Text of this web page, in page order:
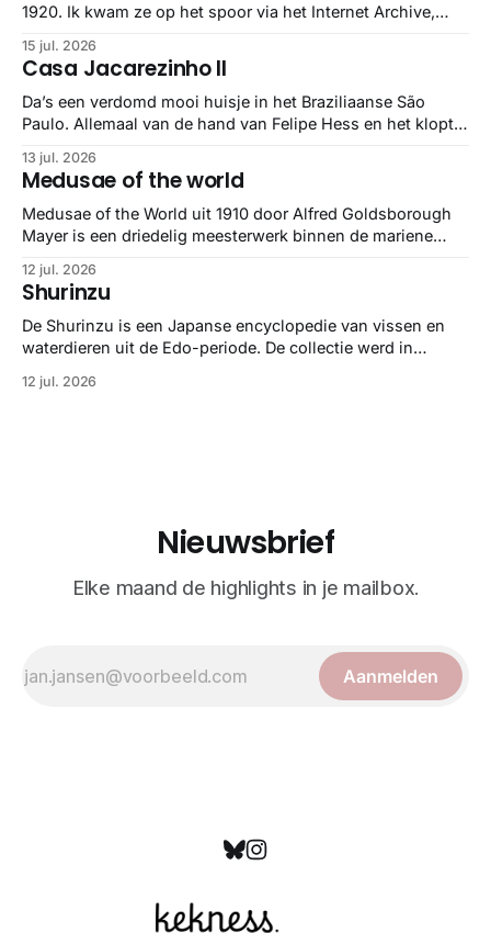
1920. Ik kwam ze op het spoor via het Internet Archive,
gebundeld in een: boek ✨ Daarin hebben ze alle scans een
stuk netter getrokken, maar op deze manier vind ik ze er
minstens
15 jul. 2026
Casa Jacarezinho II
Da’s een verdomd mooi huisje in het Braziliaanse São
Paulo. Allemaal van de hand van Felipe Hess en het klopt
13 jul. 2026
Medusae of the world
Medusae of the World uit 1910 door Alfred Goldsborough
Mayer is een driedelig meesterwerk binnen de mariene
gedetailleerd overzicht van kwallensoorten en hun
taxonomie. Het boek staat bekend om de combinatie van
strikte wetenschap met prachtige, handgetekende
illustraties en kleurendrukplaten van Mayer zelf.
12 jul. 2026
Shurinzu
De Shurinzu is een Japanse encyclopedie van vissen en
waterdieren uit de Edo-periode. De collectie werd in
bekend om verfijnde technieken en bijna driedimensionale
12 jul. 2026
Nieuwsbrief
Elke maand de highlights in je mailbox.
Aanmelden